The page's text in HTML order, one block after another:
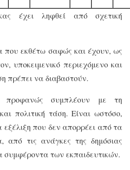
έχει ληφθεί από σχετική
εκθέτω σαφώς και έχουν, ως
υποκειμενικό περιεχόμενο και
πρέπει να διαβαστούν.
προφανώς συμπλέουν με τη
πολιτική τάση. Είναι ωστόσο,
που δεν απορρέει από τα
από τις ανάγκες της δημόσιας
συμφέροντα των εκπαιδευτικών.